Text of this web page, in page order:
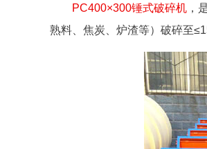
PC400×300锤式破碎机 ，
熟料、焦炭、炉渣等）破碎至